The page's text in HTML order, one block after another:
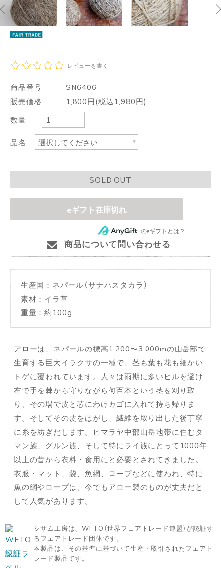
レビューを書く
商品番号
SN6406
販売価格
1,800円(税込1,980円)
数量
品名
SOLD OUT
eギフト在庫切れ
のeギフトとは？
商品について問い合わせる
生産国：ネパール（サナハスタカラ）
素材：イラ草
重量：約100g
アローは、ネパールの標高1,200〜3,000mの山岳部で
生育する巨大イラクサの一種で、茎も葉も花も細かい
トゲに覆われています。人々は雨期に多いヒルを避け
布で手を棘から守りながら何百本という茎を刈り取
り、その場で皮と芯にわけカゴに入れて持ち帰りま
す。そしてその皮をはがし、繊維を取り出した後丁寧
に糸を紡ぎだします。ヒマラヤ中部山岳地帯に住むタ
マン族、グルン族、そして特にライ族にとって1000年
以上の昔から衣料・食用にと必要とされてきました。
衣服・マット、袋、魚網、ロープなどに使われ、特に
魚の網やロープは、今でもアロー製のものが丈夫だと
して人気があります。
シサム工房は、WFTO（世界フェアトレード連盟）が認証す
るフェアトレード団体です。
本製品は、その基準に基づいて生産・取引されたフェアト
レード製品です。